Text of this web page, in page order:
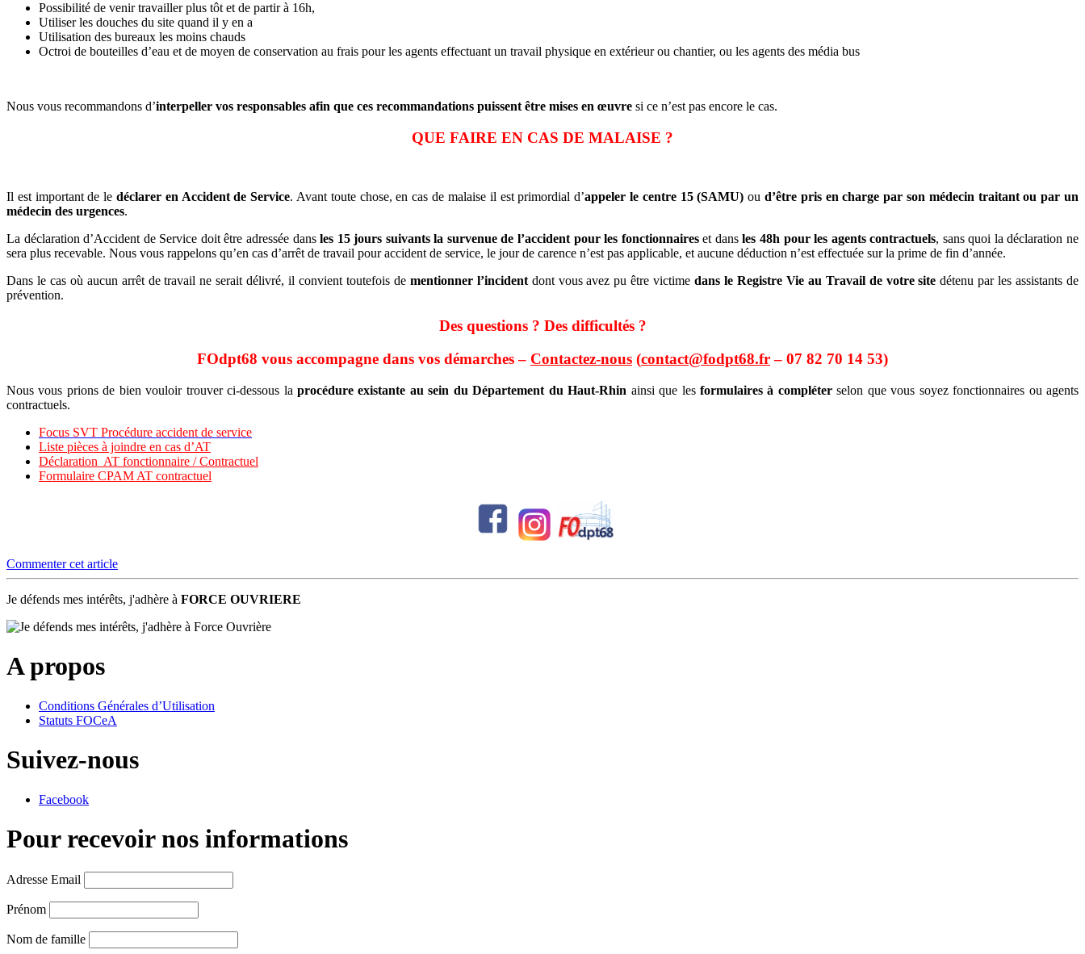
Possibilité de venir travailler plus tôt et de partir à 16h,
Utiliser les douches du site quand il y en a
Utilisation des bureaux les moins chauds
Octroi de bouteilles d’eau et de moyen de conservation au frais pour les agents effectuant un travail physique en extérieur ou chantier, ou les agents des média bus
Nous vous recommandons d’interpeller vos responsables afin que ces recommandations puissent être mises en œuvre si ce n’est pas encore le cas.
QUE FAIRE EN CAS DE MALAISE ?
Il est important de ledéclarer en Accident de Service. Avant toute chose, en cas de malaise il est primordial d’appeler le centre 15 (SAMU) ou d’être pris en charge par son médecin traitant ou par un
médecin des urgences.
La déclaration d’Accident de Service doit être adressée dansles 15 jours suivants la survenue de l’accident pour les fonctionnaireset dansles 48h pour les agents contractuels, sans quoi la déclaration ne
sera plus recevable. Nous vous rappelons qu’en cas d’arrêt de travail pour accident de service, le jour de carence n’est pas applicable, et aucune déduction n’est effectuée sur la prime de fin d’année.
Dans le cas où aucun arrêt de travail ne serait délivré, il convient toutefois de mentionner l’incidentdont vous avez pu être victimedans le Registre Vie au Travail de votre site détenu par les assistants de
prévention.
Des questions ? Des difficultés ?
FOdpt68 vous accompagne dans vos démarches – Contactez-nous (contact@fodpt68.fr– 07 82 70 14 53)
Nous vous prions de bien vouloir trouver ci-dessous laprocédure existante au sein du Département du Haut-Rhin ainsi que les formulaires à compléterselon que vous soyez fonctionnaires ou agents
contractuels.
Focus SVT Procédure accident de service
Liste pièces à joindre en cas d’AT
Déclaration AT fonctionnaire / Contractuel
Formulaire CPAM AT contractuel
Commenter cet article
Je défends mes intérêts, j'adhère à FORCE OUVRIERE
A propos
Conditions Générales d’Utilisation
Statuts FOCeA
Suivez-nous
Facebook
Pour recevoir nos informations
Adresse Email
Prénom
Nom de famille